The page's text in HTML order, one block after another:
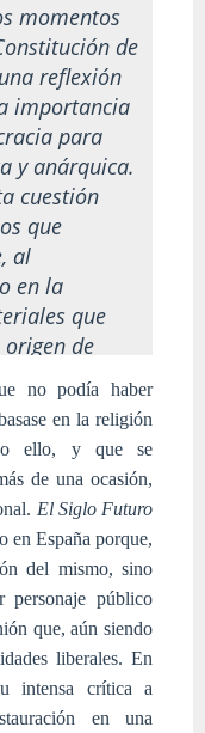
momentos
de
reflexión
importancia
para
y anárquica.
cuestión
que
al
en la
que
de
resucitar en
no podía haber
en la religión
ello, y que se
de una ocasión,
El Siglo Futuro
en España porque,
del mismo, sino
personaje público
que, aún siendo
liberales. En
intensa crítica a
en una